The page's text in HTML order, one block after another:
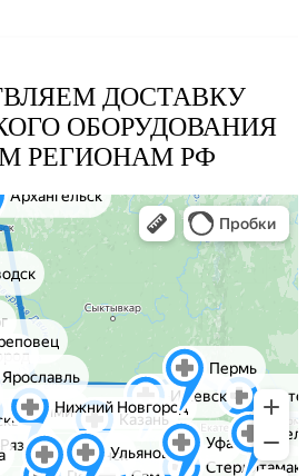
ДОСТАВКУ
ОБОРУДОВАНИЯ
РЕГИОНАМ РФ